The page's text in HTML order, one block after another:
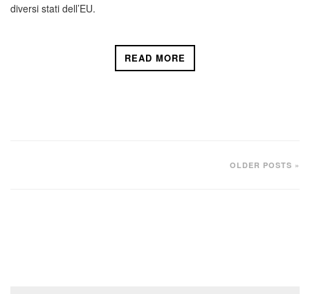
diversi stati dell’EU.
READ MORE
OLDER POSTS »